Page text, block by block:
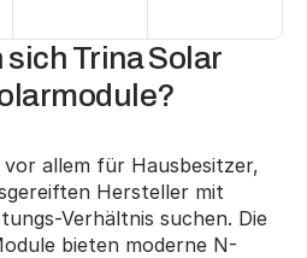
Trina Solar
allem für Hausbesitzer,
Hersteller mit
Verhältnis suchen. Die
bieten moderne N-